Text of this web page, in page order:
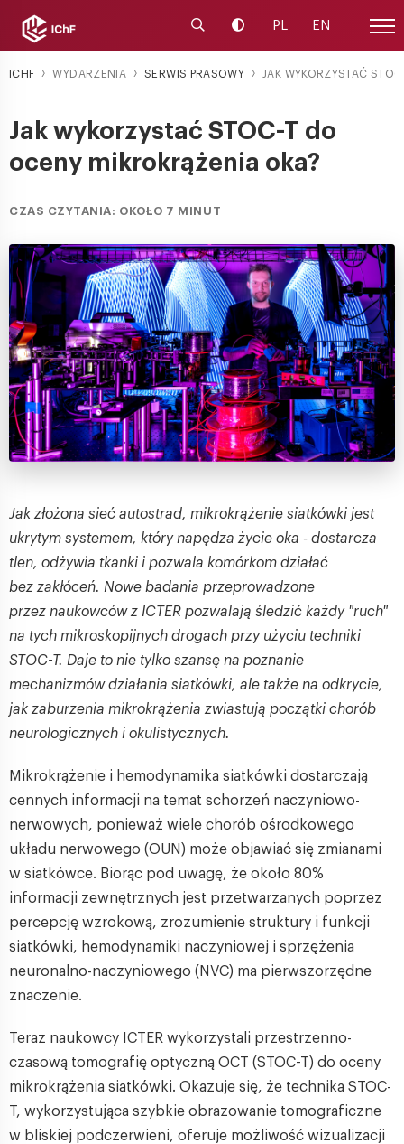
Uruchom wyszukiwarkę
Zmień kontrast
PL EN
ICHF WYDARZENIA SERWIS PRASOWY JAK WYKORZYSTAĆ
Jak wykorzystać STOC-T do
oceny mikrokrążenia oka?
CZAS CZYTANIA: OKOŁO 7 MINUT
Jak złożona sieć autostrad, mikrokrążenie siatkówki jest
ukrytym systemem, który napędza życie oka - dostarcza
tlen, odżywia tkanki i pozwala komórkom działać
bez zakłóceń. Nowe badania przeprowadzone
przez naukowców z ICTER pozwalają śledzić każdy "ruch"
na tych mikroskopijnych drogach przy użyciu techniki
STOC-T. Daje to nie tylko szansę na poznanie
mechanizmów działania siatkówki, ale także na odkrycie,
jak zaburzenia mikrokrążenia zwiastują początki chorób
neurologicznych i okulistycznych.
Mikrokrążenie i hemodynamika siatkówki dostarczają
cennych informacji na temat schorzeń naczyniowo-
nerwowych, ponieważ wiele chorób ośrodkowego
układu nerwowego (OUN) może objawiać się zmianami
w siatkówce. Biorąc pod uwagę, że około 80%
informacji zewnętrznych jest przetwarzanych poprzez
percepcję wzrokową, zrozumienie struktury i funkcji
siatkówki, hemodynamiki naczyniowej i sprzężenia
neuronalno-naczyniowego (NVC) ma pierwszorzędne
znaczenie.
Teraz naukowcy ICTER wykorzystali przestrzenno-
czasową tomografię optyczną OCT (STOC-T) do oceny
mikrokrążenia siatkówki. Okazuje się, że technika STOC-
T, wykorzystująca szybkie obrazowanie tomograficzne
w bliskiej podczerwieni, oferuje możliwość wizualizacji